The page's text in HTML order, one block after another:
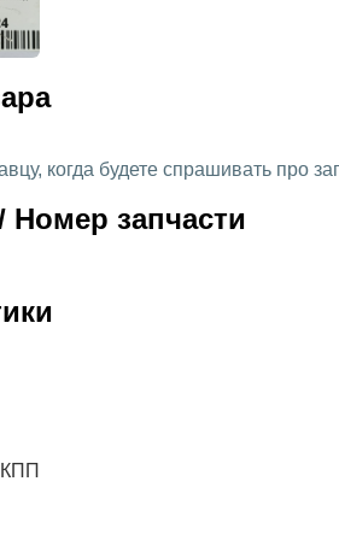
когда будете спрашивать про
Номер запчасти